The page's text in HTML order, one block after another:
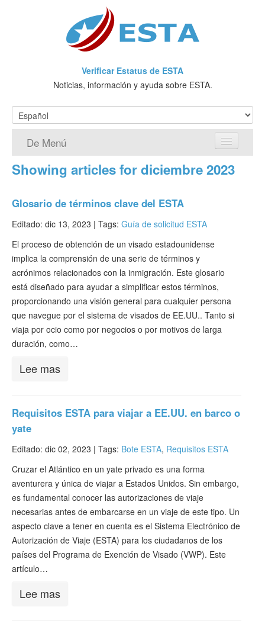
Verificar Estatus de ESTA
Noticias, información y ayuda sobre ESTA.
De Menú
Página de inicio
¿Qué es ESTA?
VWP
Verificar ESTA
ESTA Información
Contacto
Showing articles for diciembre 2023
Glosario de términos clave del ESTA
Editado: dic 13, 2023 | Tags: Guía de solicitud ESTA
El proceso de obtención de un visado estadounidense
implica la comprensión de una serie de términos y
acrónimos relacionados con la inmigración. Este glosario
está diseñado para ayudar a simplificar estos términos,
proporcionando una visión general para cualquier persona
que navegue por el sistema de visados de EE.UU.. Tanto si
viaja por ocio como por negocios o por motivos de larga
duración, como…
Lee mas
Requisitos ESTA para viajar a EE.UU. en barco o
yate
Editado: dic 02, 2023 | Tags: Bote ESTA, Requisitos ESTA
Cruzar el Atlántico en un yate privado es una forma
aventurera y única de viajar a Estados Unidos. Sin embargo,
es fundamental conocer las autorizaciones de viaje
necesarias antes de embarcarse en un viaje de este tipo. Un
aspecto clave a tener en cuenta es el Sistema Electrónico de
Autorización de Viaje (ESTA) para los ciudadanos de los
países del Programa de Exención de Visado (VWP). Este
artículo…
Lee mas